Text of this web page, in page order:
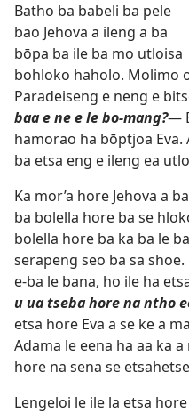
Batho ba babeli ba pele
bao Jehova a ileng a ba
bōpa ba ile ba mo utloisa
bohloko haholo. Molimo
Paradeiseng e neng e
baa e ne e le bo-mang?—
hamorao ha bōptjoa
ba etsa eng e ileng ea
Ka mor’a hore Jehova a
ba bolella hore ba se
bolella hore ba ka ba le
serapeng seo ba sa shoe.
e-ba le bana, ho ile ha
u ua tseba hore na ntho
etsa hore Eva a se ke a
Adama le eena ha aa ka
hore na sena se
Lengeloi le ile la etsa